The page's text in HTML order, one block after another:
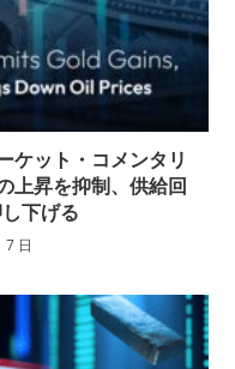
ケット・コメンタリ
上昇を抑制、供給回
下げる
7 日